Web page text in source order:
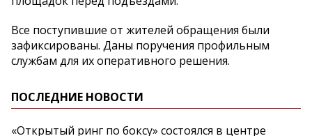
Все поступившие от жителей обращения были
зафиксированы. Даны поручения профильным
службам для их оперативного решения.
ПОСЛЕДНИЕ НОВОСТИ
«Открытый ринг по боксу» состоялся в центре